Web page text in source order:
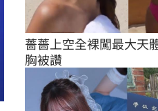
薔薔上空全裸闖最大天
胸被讚